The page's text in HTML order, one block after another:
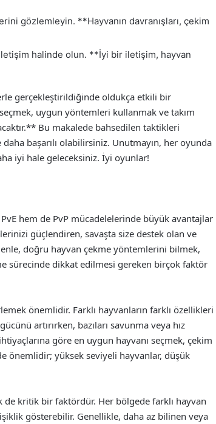
gözlemleyin. **Hayvanın davranışları, çekim
iletişim halinde olun. **İyi bir iletişim, hayvan
gerçekleştirildiğinde oldukça etkili bir
uygun yöntemleri kullanmak ve takım
Bu makalede bahsedilen taktikleri
başarılı olabilirsiniz. Unutmayın, her oyunda
iyi hale geleceksiniz. İyi oyunlar!
hem de PvP mücadelelerinde büyük avantajlar
güçlendiren, savaşta size destek olan ve
doğru hayvan çekme yöntemlerini bilmek,
sürecinde dikkat edilmesi gereken birçok faktör
önemlidir. Farklı hayvanların farklı özellikleri
artırırken, bazıları savunma veya hız
göre en uygun hayvanı seçmek, çekim
önemlidir; yüksek seviyeli hayvanlar, düşük
de kritik bir faktördür. Her bölgede farklı hayvan
gösterebilir. Genellikle, daha az bilinen veya